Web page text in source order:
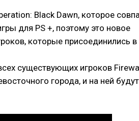
Black Dawn, которое
для PS +, поэтому это новое
которые присоединились в
существующих игроков
города, и на ней